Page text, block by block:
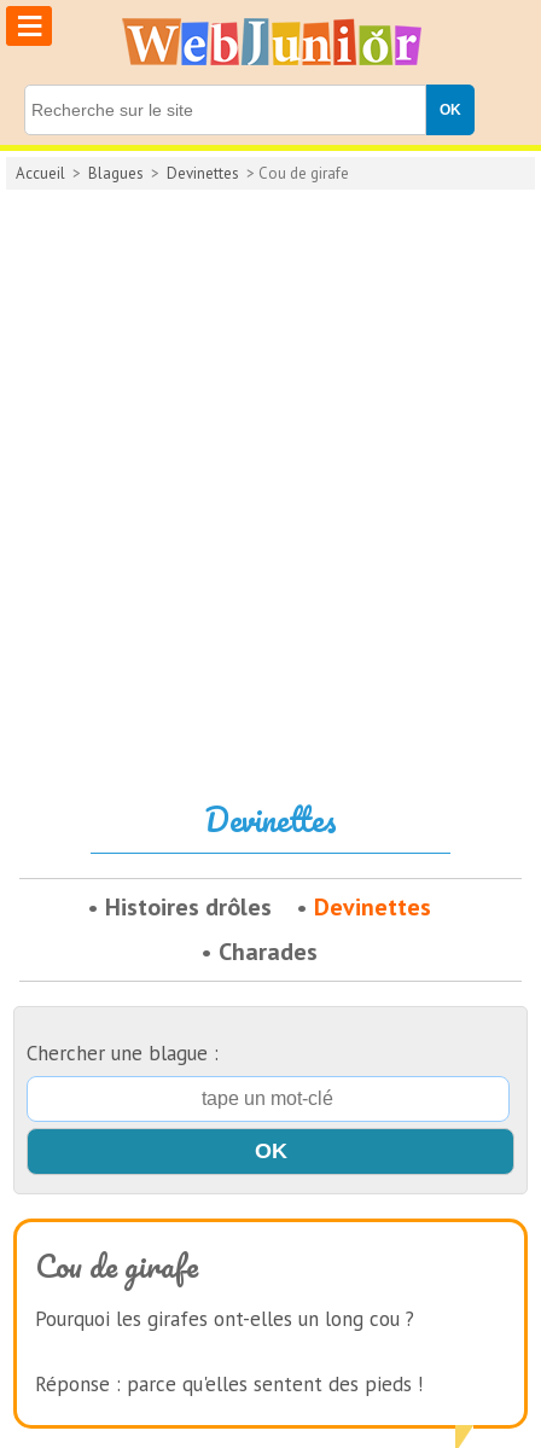
≡
Accueil > Blagues > Devinettes > Cou de girafe
Devinettes
Histoires drôles
Devinettes
Charades
Chercher une blague :
Cou de girafe
Pourquoi les girafes ont-elles un long cou ?
Réponse : parce qu'elles sentent des pieds !